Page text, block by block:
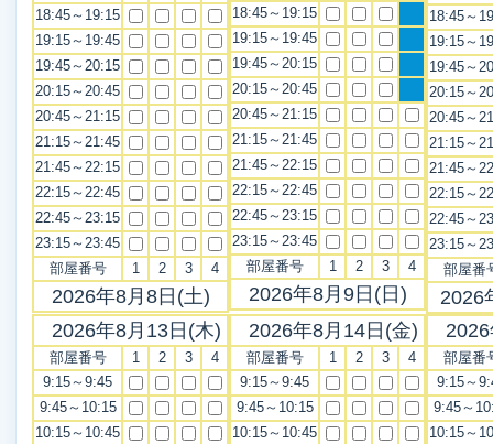
18:45～19:15
19:15～19:45
19:45～20:15
20:15～20:45
20:45～21:15
21:15～21:45
21:45～22:15
22:15～22:45
22:45～23:15
23:15～23:45
部屋番号
1 2 3 4
2026年8月8日(土)
18:45～19:15
19:15～19:45
19:45～20:15
20:15～20:45
20:45～21:15
21:15～21:45
21:45～22:15
22:15～22:45
22:45～23:15
23:15～23:45
部屋番号
1 2 3 4
2026年8月9日(日)
18:45～
19:15～
19:45～
20:15～
20:45～
21:15～
21:45～
22:15～
22:45～
23:15～
部屋番
2026
2026年8月13日(木)
部屋番号 1 2 3
4
9:15～9:45
9:45～10:15
10:15～10:45
2026年8月14日(金)
部屋番号 1 2 3
4
9:15～9:45
9:45～10:15
10:15～10:45
部屋番
9:15～
9:45～
10:15～